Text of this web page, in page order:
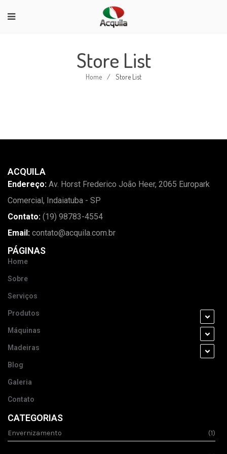
Store List
Home / Store List
ACQUILA
Endereço: Av. Horst Frederico João Heer, 2065 Europark
Comercial, Indaiatuba - SP
Contato: (19) 98783-4554
Email: contato@acquila.com.br
PÁGINAS
Home
Sobre
Serviços
Produtos
Máquinas
Madeiras
Blog
Galeria
Contato
CATEGORIAS
Envernizamento (1)